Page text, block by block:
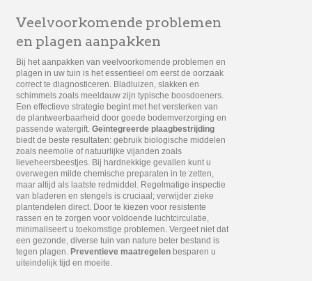
Veelvoorkomende problemen
en plagen aanpakken
Bij het aanpakken van veelvoorkomende problemen en
plagen in uw tuin is het essentieel om eerst de oorzaak
correct te diagnosticeren. Bladluizen, slakken en
schimmels zoals meeldauw zijn typische boosdoeners.
Een effectieve strategie begint met het versterken van
de plantweerbaarheid door goede bodemverzorging en
passende watergift. Geïntegreerde plaagbestrijding
biedt de beste resultaten: gebruik biologische middelen
zoals neemolie of natuurlijke vijanden zoals
lieveheersbeestjes. Bij hardnekkige gevallen kunt u
overwegen milde chemische preparaten in te zetten,
maar altijd als laatste redmiddel. Regelmatige inspectie
van bladeren en stengels is cruciaal; verwijder zieke
plantendelen direct. Door te kiezen voor resistente
rassen en te zorgen voor voldoende luchtcirculatie,
minimaliseert u toekomstige problemen. Vergeet niet dat
een gezonde, diverse tuin van nature beter bestand is
tegen plagen. Preventieve maatregelen besparen u
uiteindelijk tijd en moeite.